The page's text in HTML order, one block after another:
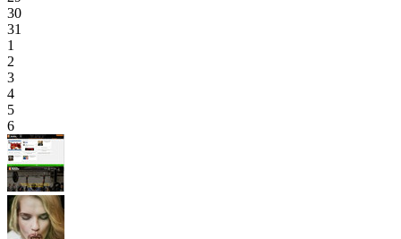
30
31
1
2
3
4
5
6